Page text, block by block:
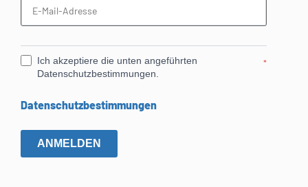
Ich akzeptiere die unten angeführten
Datenschutzbestimmungen.
*
Datenschutzbestimmungen
ANMELDEN